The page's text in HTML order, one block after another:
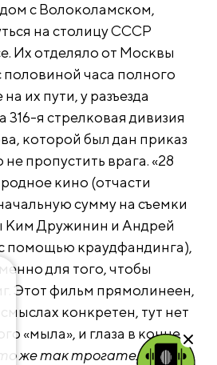
с Волоколамском,
на столицу СССР
Их отделяло от Москвы
половиной часа полного
их пути, у разъезда
316-я стрелковая дивизия
которой был дан приказ
пропустить врага. «28
кино (отчасти
сумму на съемки
Ким Дружинин и Андрей
помощью краудфандинга),
для того, чтобы
Этот фильм прямолинеен,
конкретен, тут нет
«мыла», и глаза в конце
же так трогательно» , а